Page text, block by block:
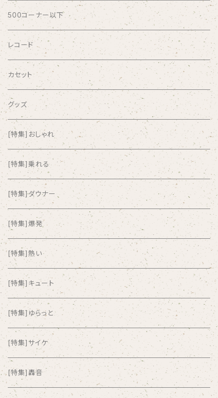
AFRICA
AGU
AIRCRAFT
airlie
AKUTAGAWA FANCLUB
ALKASILKA
all about paradise
ALL ITEM 10 TIMES
Amia Calva
Amsterdamned
ANYO
And Summer Club
anticlockwise
500コーナー以下
レコード
カセット
グッズ
[特集]おしゃれ
[特集]乗れる
[特集]ダウナー
[特集]爆発
[特集]熱い
[特集]キュート
[特集]ゆらっと
[特集]サイケ
[特集]轟音